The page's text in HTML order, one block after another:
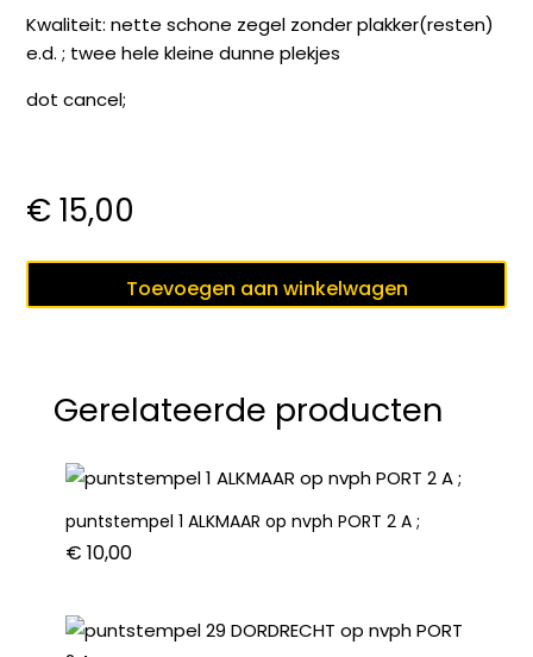
Kwaliteit: nette schone zegel zonder plakker(resten)
e.d. ; twee hele kleine dunne plekjes
dot cancel;
€ 15,00
43
PORT
aantal
Toevoegen aan winkelwagen
Gerelateerde producten
puntstempel 1 ALKMAAR op nvph PORT 2 A ;
€ 10,00